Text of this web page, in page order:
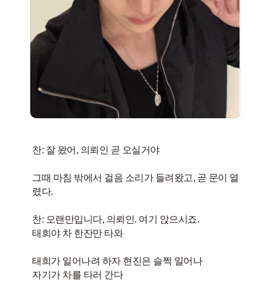
찬: 잘 왔어, 의뢰인 곧 오실거야
그때 마침 밖에서 걸음 소리가 들려왔고, 곧 문이 열
렸다.
찬: 오랜만입니다, 의뢰인. 여기 앉으시죠.
태희야 차 한잔만 타와
태희가 일어나려 하자 현진은 슬쩍 일어나
자기가 차를 타러 간다